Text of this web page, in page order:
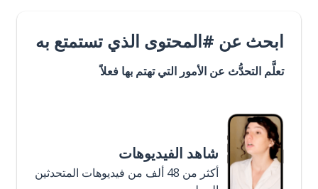
ابحث عن #المحتوى الذي تستمتع به
تعلَّم التحدُّث عن الأمور التي تهتم بها فعلاً
شاهد الفيديوهات
أكثر من 48 ألف من فيديوهات المتحدثين